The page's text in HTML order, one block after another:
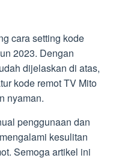
cara setting kode
2023. Dengan
dijelaskan di atas,
kode remot TV Mito
nyaman.
penggunaan dan
kesulitan
Semoga artikel ini